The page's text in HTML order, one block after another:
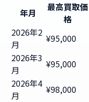
年月
最高買取価
格
2026年2
月
¥95,000
2026年3
月
¥95,000
2026年4
月
¥98,000